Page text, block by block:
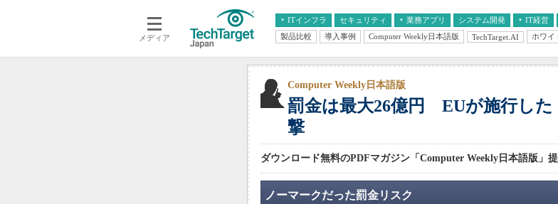
メディア
ITインフラ
クラウド
セキュリティ 業務アプリ
エンタープライズAI
ERP
データ分析
情報系システム
システム開発 IT経営
経営とIT 医療IT
製品比較 導入事例 Computer Weekly日本語版 TechTarget.AI ホワイ
罰金は最大26億円 EUが施行した
撃
Computer Weekly日本語版
ダウンロード無料のPDFマガジン「Computer Weekly日本語版」提
ノーマークだった罰金リスク